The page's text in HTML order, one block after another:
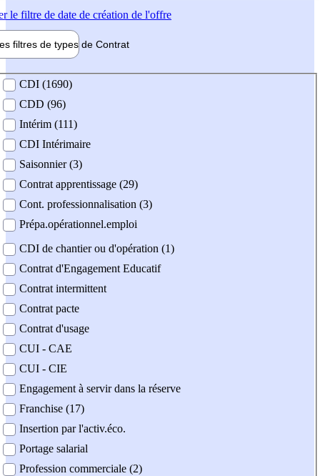
le filtre de date de création de l'offre
filtres de types de Contrat
contrat
CDI (1690)
CDD (96)
Intérim (111)
CDI Intérimaire
Saisonnier (3)
Contrat apprentissage (29)
Cont. professionnalisation (3)
Prépa.opérationnel.emploi
CDI de chantier ou d'opération (1)
Contrat d'Engagement Educatif
Contrat intermittent
Contrat pacte
Contrat d'usage
CUI - CAE
CUI - CIE
Engagement à servir dans la réserve
Franchise (17)
Insertion par l'activ.éco.
Portage salarial
Profession commerciale (2)